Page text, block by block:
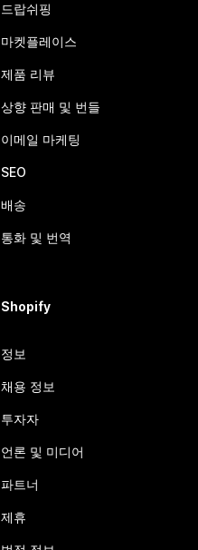
드랍쉬핑
마켓플레이스
제품 리뷰
상향 판매 및 번들
이메일 마케팅
SEO
배송
통화 및 번역
Shopify
정보
채용 정보
투자자
언론 및 미디어
파트너
제휴